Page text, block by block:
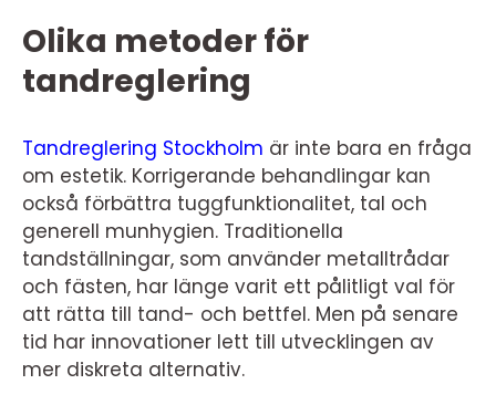
Olika metoder för
tandreglering
Tandreglering Stockholm är inte bara en fråga
om estetik. Korrigerande behandlingar kan
också förbättra tuggfunktionalitet, tal och
generell munhygien. Traditionella
tandställningar, som använder metalltrådar
och fästen, har länge varit ett pålitligt val för
att rätta till tand- och bettfel. Men på senare
tid har innovationer lett till utvecklingen av
mer diskreta alternativ.